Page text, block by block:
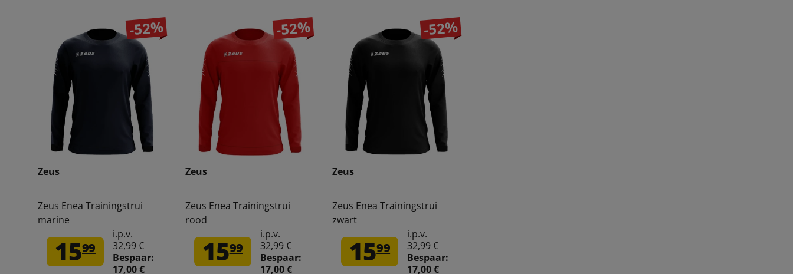
-52%
Zeus
Zeus Enea Trainingstrui
marine
1599
i.p.v.
32,99 €
Bespaar:
17,00 €
-52%
Zeus
Zeus Enea Trainingstrui
rood
1599
i.p.v.
32,99 €
Bespaar:
17,00 €
-52%
Zeus
Zeus Enea Trainingstrui
zwart
1599
i.p.v.
32,99 €
Bespaar:
17,00 €